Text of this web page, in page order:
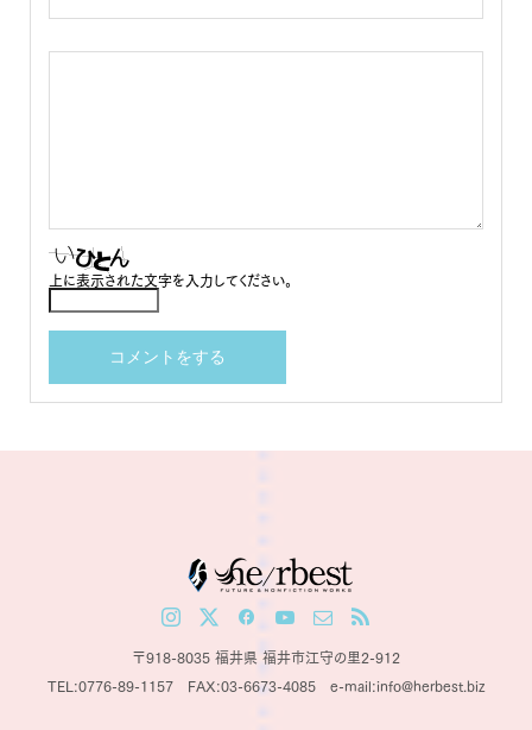
上に表示された文字を入力してください。
〒918-8035 福井県 福井市江守の里2-912
TEL:0776-89-1157 FAX:03-6673-4085 e-mail:info@herbest.biz